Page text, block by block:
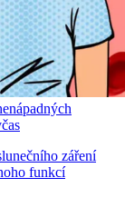
záření
funkcí